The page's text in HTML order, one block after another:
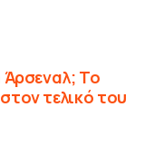
Άρσεναλ; Το
τελικό του